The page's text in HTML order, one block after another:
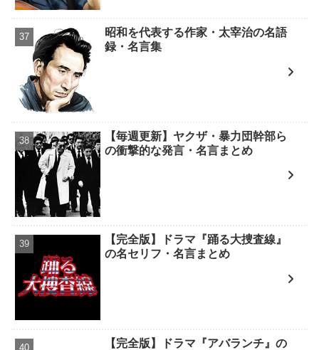
昭和を代表する作家・太宰治の名語
録・名言集
【毎週更新】ヤクザ・暴力団幹部ら
の衝撃的な発言・名言まとめ
【完全版】ドラマ『踊る大捜査線』
の名セリフ・名言まとめ
【完全版】ドラマ『アバランチ』の